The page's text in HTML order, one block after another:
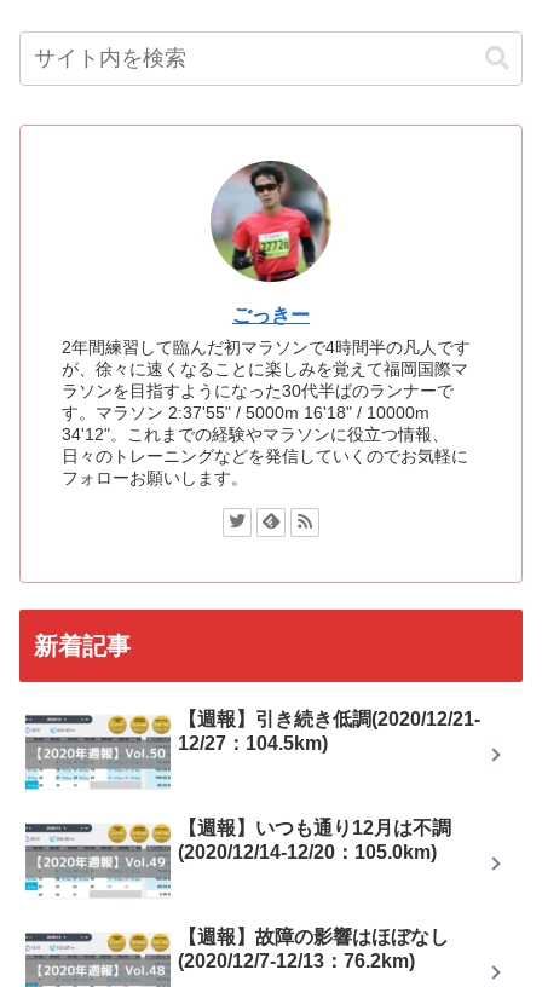
ごっきー
2年間練習して臨んだ初マラソンで4時間半の凡人です
が、徐々に速くなることに楽しみを覚えて福岡国際マ
ラソンを目指すようになった30代半ばのランナーで
す。マラソン 2:37'55" / 5000m 16'18" / 10000m
34'12"。これまでの経験やマラソンに役立つ情報、
日々のトレーニングなどを発信していくのでお気軽に
フォローお願いします。
新着記事
【週報】引き続き低調(2020/12/21-
12/27：104.5km)
【週報】いつも通り12月は不調
(2020/12/14-12/20：105.0km)
【週報】故障の影響はほぼなし
(2020/12/7-12/13：76.2km)